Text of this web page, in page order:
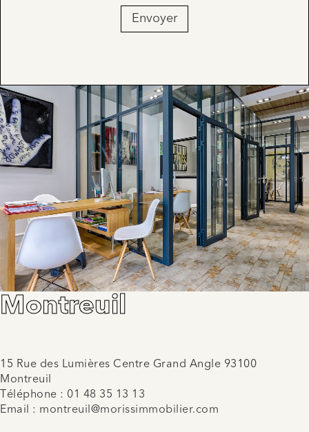
Envoyer
Montreuil
15 Rue des Lumières Centre Grand Angle 93100
Montreuil
Téléphone : 01 48 35 13 13
Email : montreuil@morissimmobilier.com